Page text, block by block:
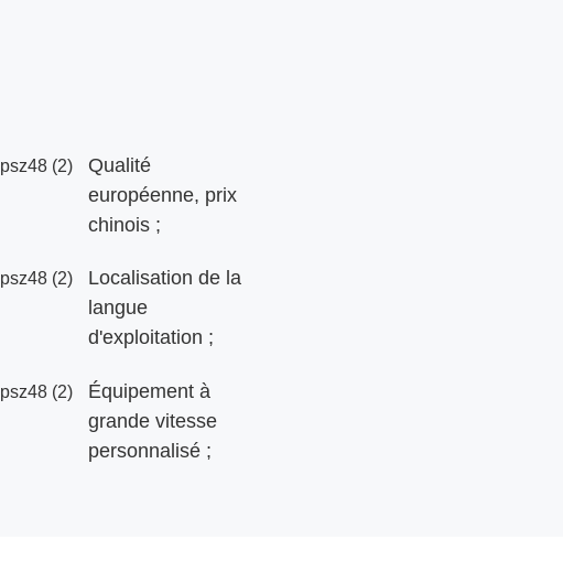
Qualité
européenne, prix
chinois ;
Localisation de la
langue
d'exploitation ;
Équipement à
grande vitesse
personnalisé ;